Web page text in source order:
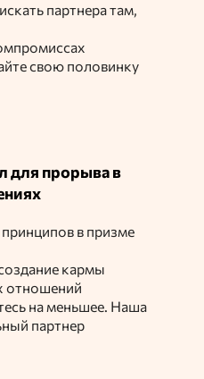
партнера там,
свою половинку
в призме
кармы
отношений
на меньшее. Наша
партнер
для прорыва в